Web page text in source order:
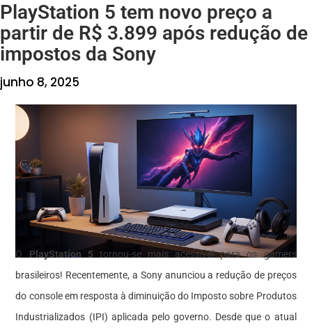
PlayStation 5 tem novo preço a
partir de R$ 3.899 após redução de
impostos da Sony
junho 8, 2025
O PlayStation 5 tornou-se mais acessível para os gamers
brasileiros! Recentemente, a Sony anunciou a redução de preços
do console em resposta à diminuição do Imposto sobre Produtos
Industrializados (IPI) aplicada pelo governo. Desde que o atual